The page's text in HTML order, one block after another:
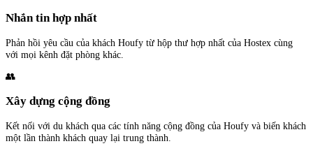
Nhắn tin hợp nhất
Phản hồi yêu cầu của khách Houfy từ hộp thư hợp nhất của Hostex cùng
với mọi kênh đặt phòng khác.
👥
Xây dựng cộng đồng
Kết nối với du khách qua các tính năng cộng đồng của Houfy và biến khách
một lần thành khách quay lại trung thành.